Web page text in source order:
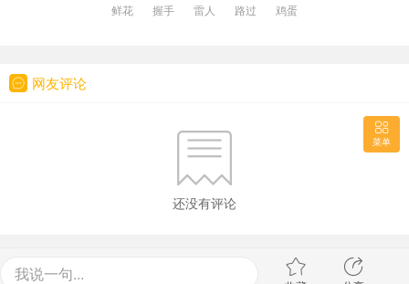
鲜花 握手 雷人 路过 鸡蛋
网友评论
还没有评论
我说一句...
菜单